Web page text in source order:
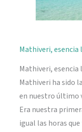
Mathiveri, esencia
Mathiveri, esencia
Mathiveri ha sido
en nuestro último
Era nuestra
igual las horas